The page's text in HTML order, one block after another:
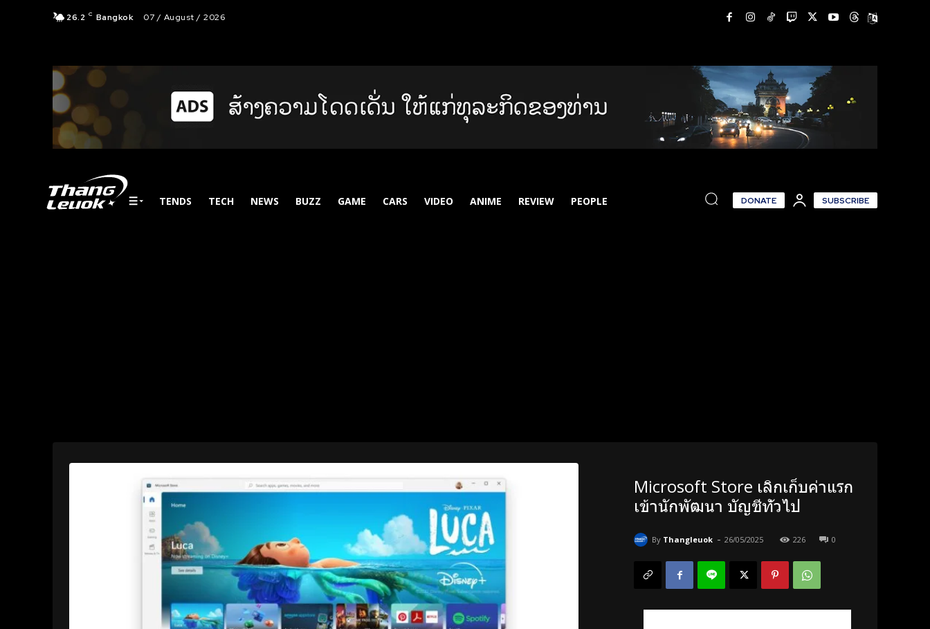
26.2 C Bangkok 07 / August / 2026
TENDS TECH NEWS BUZZ GAME CARS VIDEO ANIME REVIEW PEOPLE DONATE SUBSCRIBE
Microsoft Store เลิกเก็บค่าแรก
เข้านักพัฒนา บัญชีทั่วไป
By Thangleuok - 26/05/2025 226 0